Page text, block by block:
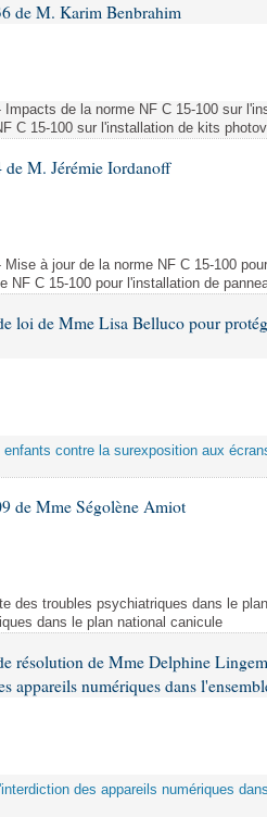
de M. Karim Benbrahim
Impacts de la norme NF C 15-100 sur
C 15-100 sur l'installation de kits
de M. Jérémie Iordanoff
à jour de la norme NF C 15-100
NF C 15-100 pour l'installation de
loi de Mme Lisa Belluco pour
contre la surexposition aux
de Mme Ségolène Amiot
des troubles psychiatriques dans le
dans le plan national canicule
résolution de Mme Delphine
appareils numériques dans
des appareils numériques